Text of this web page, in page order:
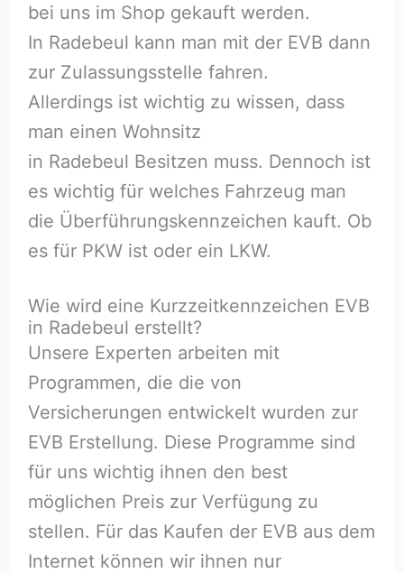
bei uns im Shop gekauft werden.
In Radebeul kann man mit der EVB dann
zur Zulassungsstelle fahren.
Allerdings ist wichtig zu wissen, dass
man einen Wohnsitz
in Radebeul Besitzen muss. Dennoch ist
es wichtig für welches Fahrzeug man
die Überführungskennzeichen kauft. Ob
es für PKW ist oder ein LKW.
Wie wird eine Kurzzeitkennzeichen EVB
in Radebeul erstellt?
Unsere Experten arbeiten mit
Programmen, die die von
Versicherungen entwickelt wurden zur
EVB Erstellung. Diese Programme sind
für uns wichtig ihnen den best
möglichen Preis zur Verfügung zu
stellen. Für das Kaufen der EVB aus dem
Internet können wir ihnen nur